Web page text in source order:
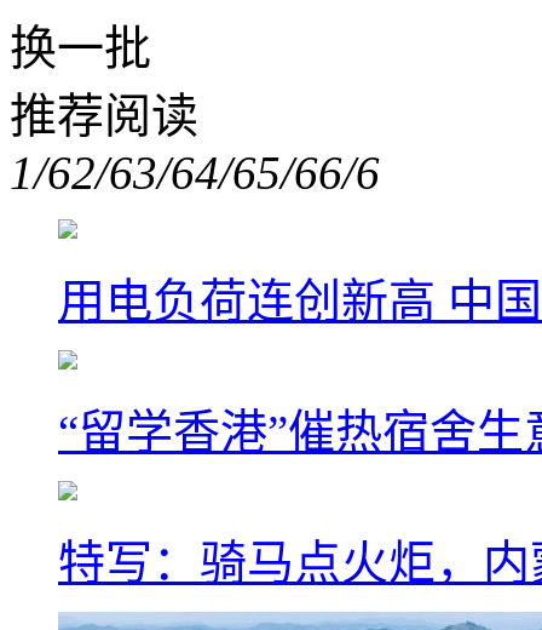
换一批
推荐阅读
1/62/63/64/65/66/6
用电负荷连创新高 中
“留学香港”催热宿舍
特写：骑马点火炬，